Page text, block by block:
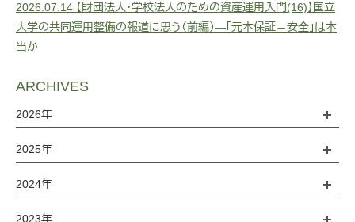
2026.07.14 【財団法人・学校法人のための資産運用入門(16)】国立
大学の共同運用整備の報道に思う（前編）―「元本保証＝安全」は本
当か
ARCHIVES
2026年
2025年
2024年
2023年